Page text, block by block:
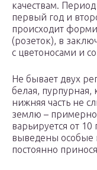
качествам.
первый год и
происходит
(розеток), в
с цветоносами и
Не бывает двух
белая, пурпурная,
нижняя часть не
землю – примерно
варьируется от
выведены особые
постоянно